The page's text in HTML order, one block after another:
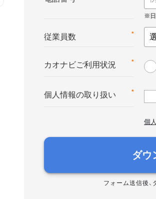
*
従業員数
*
カオナビご利用状況
*
個人情報の取り扱い
個
ダウ
フォーム送信後